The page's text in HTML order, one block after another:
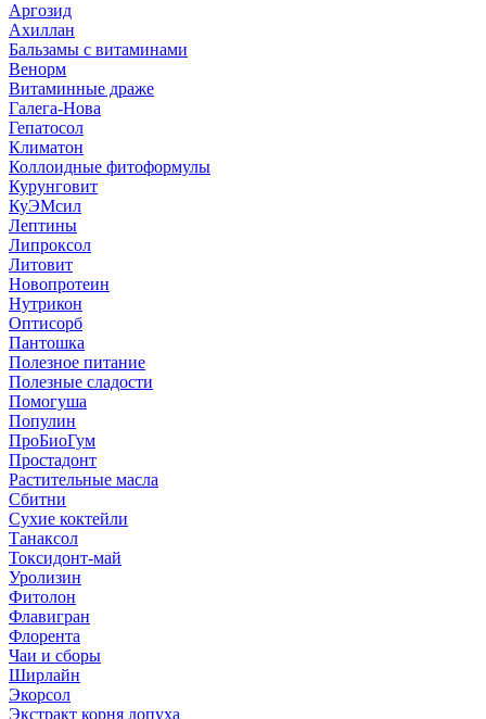
Аргозид
Ахиллан
Бальзамы с витаминами
Венорм
Витаминные драже
Галега-Нова
Гепатосол
Климатон
Коллоидные фитоформулы
Курунговит
КуЭМсил
Лептины
Липроксол
Литовит
Новопротеин
Нутрикон
Оптисорб
Пантошка
Полезное питание
Полезные сладости
Помогуша
Популин
ПроБиоГум
Простадонт
Растительные масла
Сбитни
Сухие коктейли
Танаксол
Токсидонт-май
Уролизин
Фитолон
Флавигран
Флорента
Чаи и сборы
Ширлайн
Экорсол
Экстракт корня лопуха